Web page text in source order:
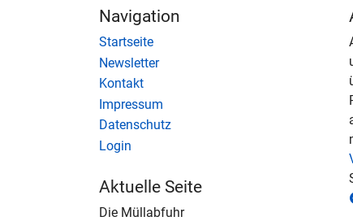
Navigation
Startseite
Newsletter
Kontakt
Impressum
Datenschutz
Login
Aktuelle Seite
Die Müllabfuhr